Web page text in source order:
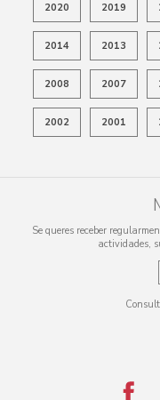
2020 2019
2014 2013
2008 2007
2002 2001
Se queres receber
actividades,